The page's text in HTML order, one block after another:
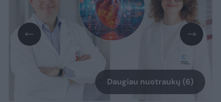
Daugiau nuotraukų (6)